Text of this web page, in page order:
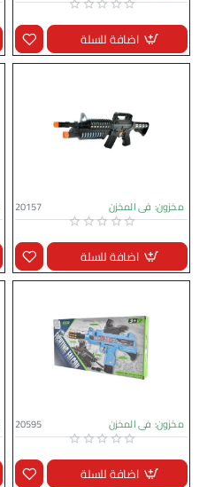
اضافة للسلة
مخزون: فى المخزن 20157
اضافة للسلة
مخزون: فى المخزن 20595
اضافة للسلة